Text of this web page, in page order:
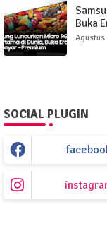
Buka
Agustus
SOCIAL PLUGIN